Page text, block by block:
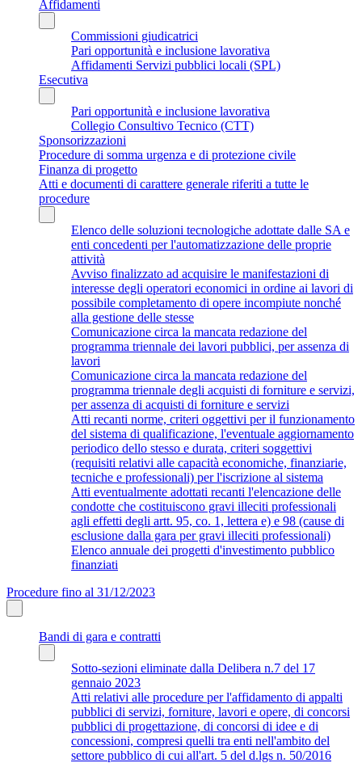
Affidamenti
Commissioni giudicatrici
Pari opportunità e inclusione lavorativa
Affidamenti Servizi pubblici locali (SPL)
Esecutiva
Pari opportunità e inclusione lavorativa
Collegio Consultivo Tecnico (CTT)
Sponsorizzazioni
Procedure di somma urgenza e di protezione civile
Finanza di progetto
Atti e documenti di carattere generale riferiti a tutte le
procedure
Elenco delle soluzioni tecnologiche adottate dalle SA e
enti concedenti per l'automatizzazione delle proprie
attività
Avviso finalizzato ad acquisire le manifestazioni di
interesse degli operatori economici in ordine ai lavori di
possibile completamento di opere incompiute nonché
alla gestione delle stesse
Comunicazione circa la mancata redazione del
programma triennale dei lavori pubblici, per assenza di
lavori
Comunicazione circa la mancata redazione del
programma triennale degli acquisti di forniture e servizi,
per assenza di acquisti di forniture e servizi
Atti recanti norme, criteri oggettivi per il funzionamento
del sistema di qualificazione, l'eventuale aggiornamento
periodico dello stesso e durata, criteri soggettivi
(requisiti relativi alle capacità economiche, finanziarie,
tecniche e professionali) per l'iscrizione al sistema
Atti eventualmente adottati recanti l'elencazione delle
condotte che costituiscono gravi illeciti professionali
agli effetti degli artt. 95, co. 1, lettera e) e 98 (cause di
esclusione dalla gara per gravi illeciti professionali)
Elenco annuale dei progetti d'investimento pubblico
finanziati
Procedure fino al 31/12/2023
Bandi di gara e contratti
Sotto-sezioni eliminate dalla Delibera n.7 del 17
gennaio 2023
Atti relativi alle procedure per l'affidamento di appalti
pubblici di servizi, forniture, lavori e opere, di concorsi
pubblici di progettazione, di concorsi di idee e di
concessioni, compresi quelli tra enti nell'ambito del
settore pubblico di cui all'art. 5 del d.lgs n. 50/2016